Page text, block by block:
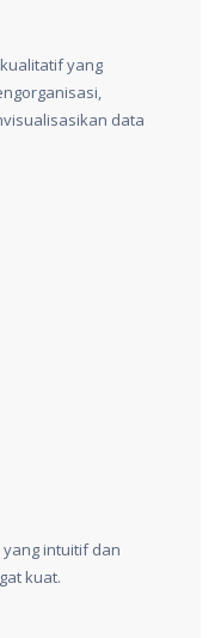
yang
data
intuitif dan
kuat.